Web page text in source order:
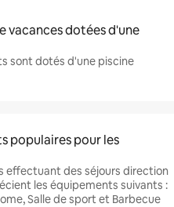
vacances dotées d'une
sont dotés d'une piscine
populaires pour les
effectuant des séjours direction
les équipements suivants :
Salle de sport et Barbecue